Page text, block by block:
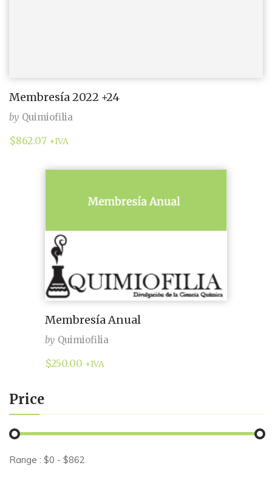
Price
Range : $0 - $862
Membresía 2022 +24
by Quimiofilia
$862.07 +IVA
Membresía Anual
by Quimiofilia
$250.00 +IVA